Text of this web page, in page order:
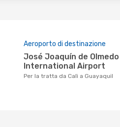
Aeroporto di destinazione
José Joaquín de Olmedo
International Airport
Per la tratta da Calì a Guayaquil